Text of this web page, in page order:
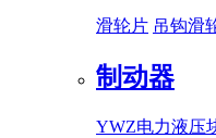
滑轮片 吊钩滑
制动器
YWZ电力液压